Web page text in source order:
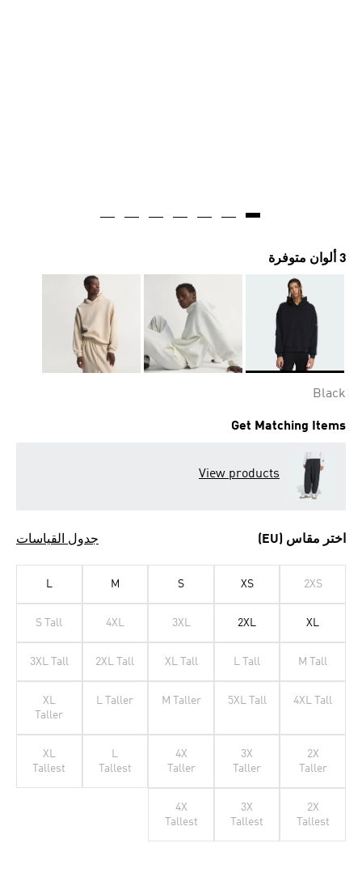
3 ألوان متوفرة
Black
Get Matching Items
View products
اختر مقاس (EU) جدول القياسات
2XS
XS
S
M
L
XL
2XL
3XL
4XL
S Tall
M Tall
L Tall
XL Tall
2XL Tall
3XL Tall
4XL Tall
5XL Tall
M Taller
L Taller
XL
Taller
2X
Taller
3X
Taller
4X
Taller
L
Tallest
XL
Tallest
2X
Tallest
3X
Tallest
4X
Tallest